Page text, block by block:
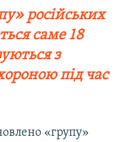
російських
саме 18
з
під час
«групу»